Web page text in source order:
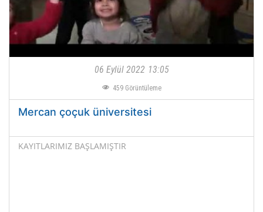
06 Eylül 2022 13:05
459Görüntüleme
Mercan çoçuk üniversitesi
KAYITLARIMIZ BAŞLAMIŞTIR